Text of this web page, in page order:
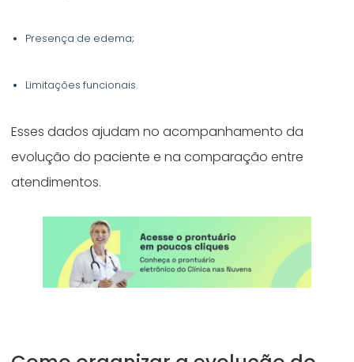
Presença de edema;
Limitações funcionais.
Esses dados ajudam no acompanhamento da
evolução do paciente e na comparação entre
atendimentos.